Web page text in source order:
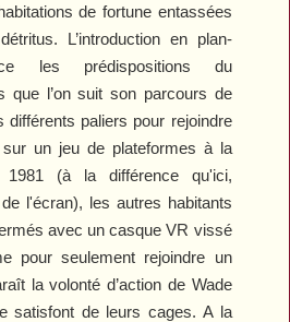
de fortune entassées
L’introduction en plan-
les prédispositions du
que l’on suit son parcours de
paliers pour rejoindre
un jeu de plateformes à la
(à la différence qu'ici,
l'écran), les autres habitants
avec un casque VR vissé
pour seulement rejoindre un
la volonté d’action de Wade
satisfont de leurs cages. A la